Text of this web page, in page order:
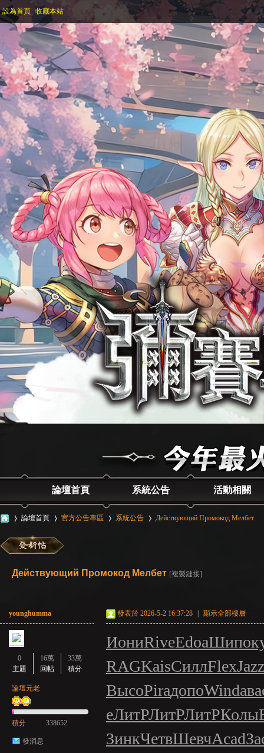
設為首頁 收藏本站
論壇首頁 系統公告 活動相關
論壇首頁 官方公告專區 系統公告 Действующий Промокод Мелбет
Действующий Промокод Мелбет [複製鏈接]
younghumma
0
主題
16萬
回帖
33萬
積分
論壇元老
積分 338652
發消息
發表於 2026-5-2 16:37:28 顯示全部樓層
ИониRiveEdoaШипо
RAGKaisСиллFlexJazz
ВысоPiraдопоWind
eЛитРЛитРЛитРКолы
ЗинкЧетвШевчAcad